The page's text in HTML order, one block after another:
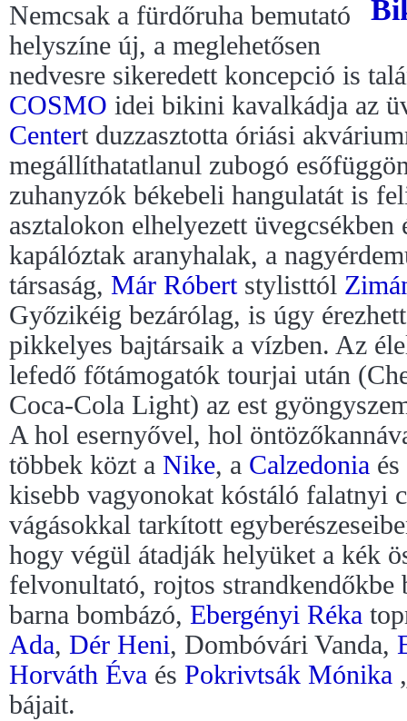
Nemcsak a fürdőruha bemutató
helyszíne új, a meglehetősen
nedvesre sikeredett koncepció is
COSMO idei bikini kavalkádja az
Centert duzzasztotta óriási
megállíthatatlanul zubogó
zuhanyzók békebeli hangulatát is
asztalokon elhelyezett üvegcsékben
kapálóztak aranyhalak, a
társaság, Már Róbertstylisttól
Győzikéig bezárólag, is úgy
pikkelyes bajtársaik a vízben. Az
lefedő főtámogatók tourjai után
Coca-Cola Light) az est
A hol esernyővel, hol
többek közt a Nike, a Calzedonia
kisebb vagyonokat kóstáló falatnyi
vágásokkal tarkított
hogy végül átadják helyüket a kék
felvonultató, rojtos strandkendőkbe
barna bombázó, Ebergényi Réka
Ada, Dér Heni, Dombóvári Vanda,
Horváth Éva és Pokrivtsák Mónika
bájait.